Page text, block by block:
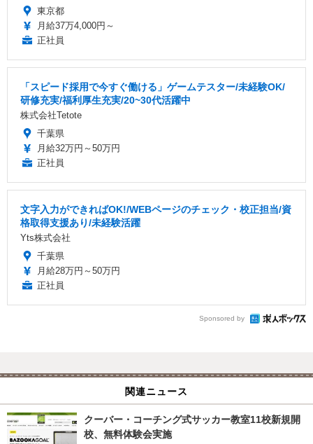
東京都
月給37万4,000円～
正社員
「スピード採用で今すぐ働ける」ゲームテスター/未経験OK/
研修充実/福利厚生充実/20~30代活躍中
株式会社Tetote
千葉県
月給32万円～50万円
正社員
文字入力ができればOK!/WEBページのチェック・校正担当/資
格取得支援あり/未経験活躍
Yts株式会社
千葉県
月給28万円～50万円
正社員
Sponsored by
関連ニュース
クーバー・コーチング式サッカー教室11校新規開
校、無料体験会実施